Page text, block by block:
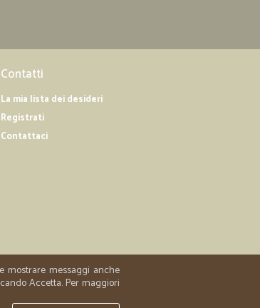
Contatti
La mia lista dei desideri
Registrati
Contattaci
mostrare messaggi anche
Accetta. Per maggiori